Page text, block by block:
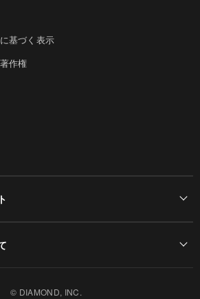
基づく表示
作権
© DIAMOND, INC.